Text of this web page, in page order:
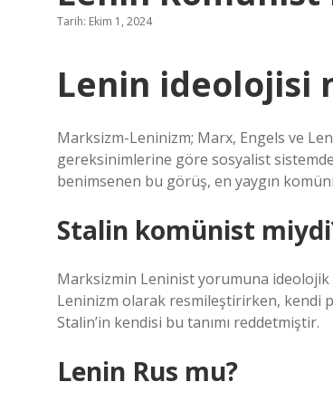
Tarih: Ekim 1, 2024
Lenin ideolojisi
Marksizm-Leninizm; Marx, Engels ve
gereksinimlerine göre sosyalist
benimsenen bu görüş, en yaygın
Stalin komünist
Marksizmin Leninist yorumuna
Leninizm olarak resmileştirirken, kendi
Stalin’in kendisi bu tanımı reddetmiştir.
Lenin Rus mu?